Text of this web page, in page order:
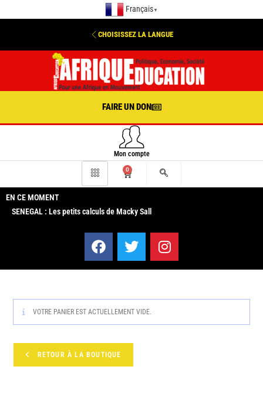
Français ▼
CHOISISSEZ LA LANGUE
FAIRE UN DON
Mon compte
0
EN CE MOMENT
SENEGAL : Les petits calculs de Macky Sall
VOTRE PANIER EST ACTUELLEMENT VIDE.
RETOUR À LA BOUTIQUE